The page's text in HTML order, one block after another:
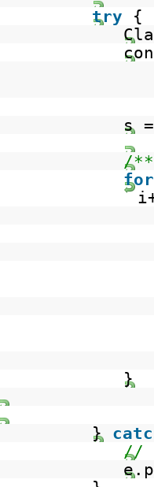
try {
s
/
for
}
}
//